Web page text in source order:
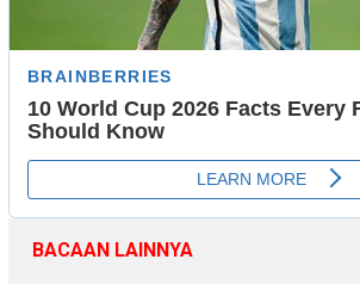
BACAAN LAINNYA